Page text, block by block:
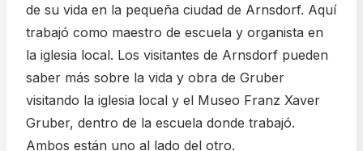
de su vida en la pequeña ciudad de Arnsdorf. Aquí
trabajó como maestro de escuela y organista en
la iglesia local. Los visitantes de Arnsdorf pueden
saber más sobre la vida y obra de Gruber
visitando la iglesia local y el Museo Franz Xaver
Gruber, dentro de la escuela donde trabajó.
Ambos están uno al lado del otro.